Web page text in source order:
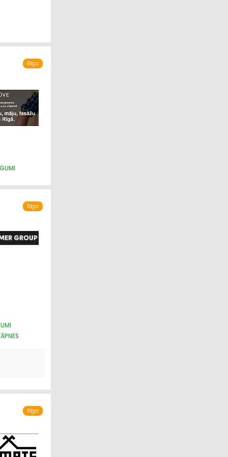
Rīga
Rīga
Rīga